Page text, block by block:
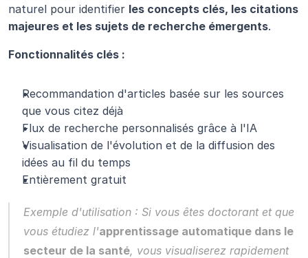
naturel pour identifier les concepts clés, les citations
majeures et les sujets de recherche émergents.
Fonctionnalités clés :
Recommandation d'articles basée sur les sources
que vous citez déjà
Flux de recherche personnalisés grâce à l'IA
Visualisation de l'évolution et de la diffusion des
idées au fil du temps
Entièrement gratuit
Exemple d'utilisation : Si vous êtes doctorant et que
vous étudiez l'apprentissage automatique dans le
secteur de la santé, vous visualiserez rapidement